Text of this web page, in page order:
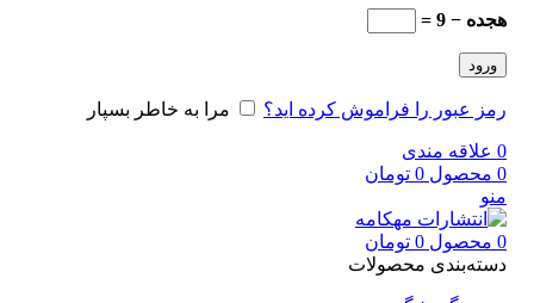
هجده − 9 =
ورود
رمز عبور را فراموش کرده اید؟ مرا به خاطر بسپار
0 علاقه مندی
0 محصول 0 تومان
منو
0 محصول 0 تومان
دسته‌بندی محصولات